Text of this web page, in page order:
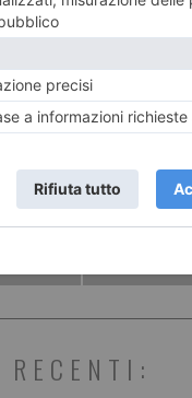
RECENTI: